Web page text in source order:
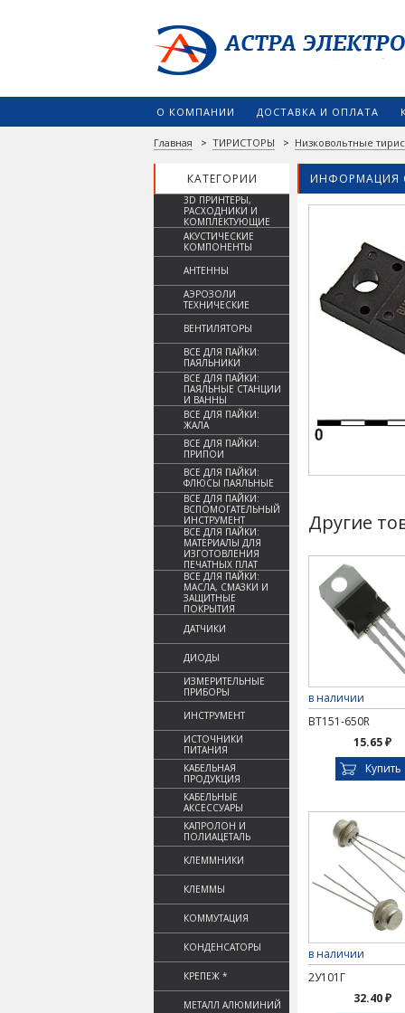
О КОМПАНИИ ДОСТАВКА И ОПЛАТА
Главная > ТИРИСТОРЫ > Низковольтные
КАТЕГОРИИ ИНФОРМАЦИЯ
3D ПРИНТЕРЫ,
РАСХОДНИКИ И
КОМПЛЕКТУЮЩИЕ
АКУСТИЧЕСКИЕ
КОМПОНЕНТЫ
АНТЕННЫ
АЭРОЗОЛИ
ТЕХНИЧЕСКИЕ
ВЕНТИЛЯТОРЫ
ВСЕ ДЛЯ ПАЙКИ:
ПАЯЛЬНИКИ
ВСЕ ДЛЯ ПАЙКИ:
ПАЯЛЬНЫЕ СТАНЦИИ
И ВАННЫ
ВСЕ ДЛЯ ПАЙКИ:
ЖАЛА
ВСЕ ДЛЯ ПАЙКИ:
ПРИПОИ
ВСЕ ДЛЯ ПАЙКИ:
ФЛЮСЫ ПАЯЛЬНЫЕ
ВСЕ ДЛЯ ПАЙКИ:
ВСПОМОГАТЕЛЬНЫЙ
ИНСТРУМЕНТ
ВСЕ ДЛЯ ПАЙКИ:
МАТЕРИАЛЫ ДЛЯ
ИЗГОТОВЛЕНИЯ
ПЕЧАТНЫХ ПЛАТ
ВСЕ ДЛЯ ПАЙКИ:
МАСЛА, СМАЗКИ И
ЗАЩИТНЫЕ
ПОКРЫТИЯ
ДАТЧИКИ
ДИОДЫ
ИЗМЕРИТЕЛЬНЫЕ
ПРИБОРЫ
ИНСТРУМЕНТ
ИСТОЧНИКИ
ПИТАНИЯ
КАБЕЛЬНАЯ
ПРОДУКЦИЯ
КАБЕЛЬНЫЕ
АКСЕССУАРЫ
КАПРОЛОН И
ПОЛИАЦЕТАЛЬ
КЛЕММНИКИ
КЛЕММЫ
КОММУТАЦИЯ
КОНДЕНСАТОРЫ
КРЕПЕЖ *
МЕТАЛЛ АЛЮМИНИЙ
Другие
в наличии
BT151-650R
15.65 ₽
Купить
в наличии
2У101Г
32.40 ₽